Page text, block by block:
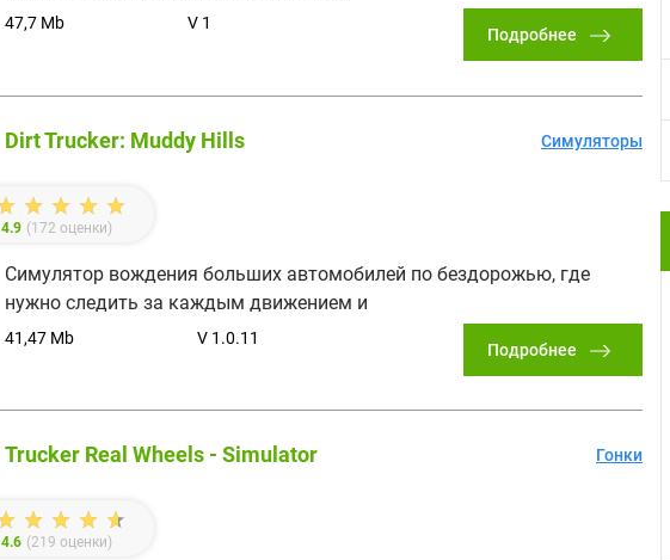
47,7 Mb V 1
Подробнее
Dirt Trucker: Muddy Hills
4.9 (172 оценки)
Симулятор вождения больших автомобилей по бездорожью, где
нужно следить за каждым движением и
41,47 Mb V 1.0.11
Симуляторы
Подробнее
Trucker Real Wheels - Simulator
4.6 (219 оценки)
Гонки